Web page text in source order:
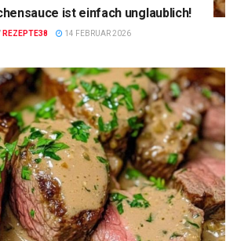
ist einfach unglaublich!
REZEPTE38 14 FEBRUAR 2026